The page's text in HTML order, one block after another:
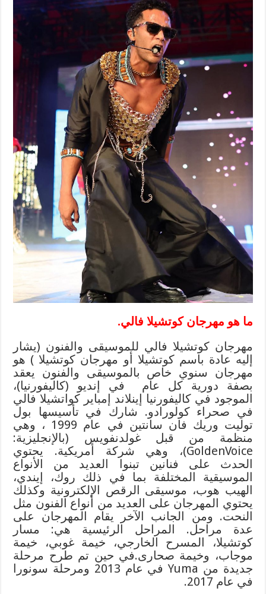
ما هو مهرجان كوتشيلا فالي.
مهرجان كوتشيلا فالي للموسيقى والفنون (يشار
إليه عادة باسم كوتشيلا أو مهرجان كوتشيلا ) هو
مهرجان سنوي خاص بالموسيقى والفنون يعقد
بصفة دورية كل عام ‏ في إنديو (كاليفورنيا)،
الموجود في كاليفورنيا إينلاند إمباير كواتشيلا فالي
في صحراء كولورادو. شارك في تأسيسها بول
توليت وريك فان سانتين في عام 1999 ، وهي
منظمة من قبل غولدنفويس (بالإنجليزية:
GoldenVoice)‏، وهي شركة أمريكية. يحتوي
الحدث على فنانين تبنوا العديد من الأنواع
الموسيقية المختلفة بما في ذلك روك، إيندي،
الهيب هوب، موسيقى الرقص الإلكترونية وكذلك
يحتوي المهرجان على العديد من أنواع الفنون مثل
النحت. ومن الجانب الآخر يقام المهرجان على
عدة مراحل. المراحل الرئيسية هي: مسار
كوتشيلا، المسرح الخارجي، خيمة غوبي، خيمة
موجاب، وخيمة صحارى.في حين تم طرح مرحلة
جديدة من Yuma في عام 2013 ومرحلة سونورا
في عام 2017.